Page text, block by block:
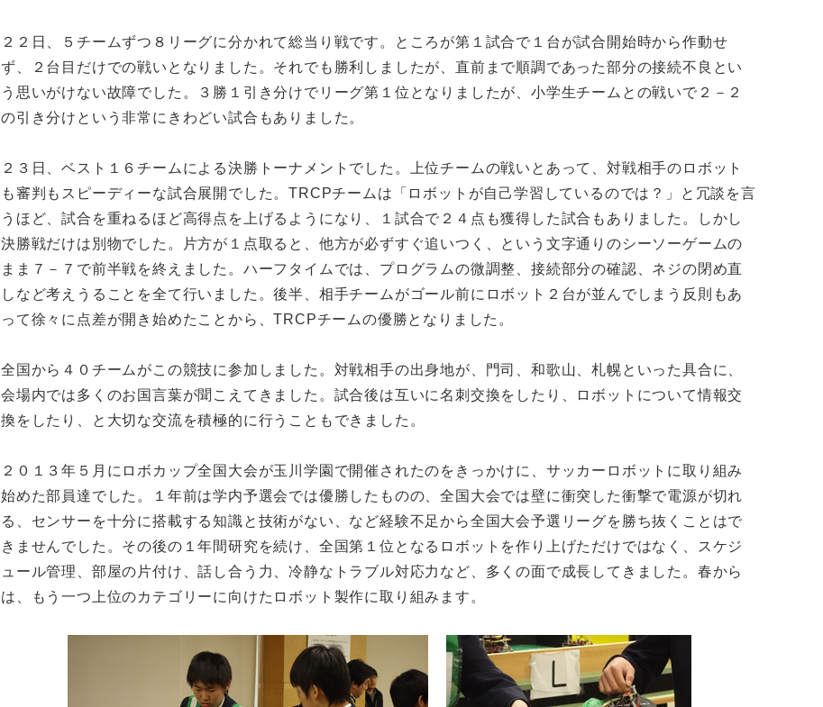
２２日、５チームずつ８リーグに分かれて総当り戦です。ところが第１試合で１台が試合開始時から作動せ
ず、２台目だけでの戦いとなりました。それでも勝利しましたが、直前まで順調であった部分の接続不良とい
う思いがけない故障でした。３勝１引き分けでリーグ第１位となりましたが、小学生チームとの戦いで２－２
の引き分けという非常にきわどい試合もありました。
２３日、ベスト１６チームによる決勝トーナメントでした。上位チームの戦いとあって、対戦相手のロボット
も審判もスピーディーな試合展開でした。TRCPチームは「ロボットが自己学習しているのでは？」と冗談を言
うほど、試合を重ねるほど高得点を上げるようになり、１試合で２４点も獲得した試合もありました。しかし
決勝戦だけは別物でした。片方が１点取ると、他方が必ずすぐ追いつく、という文字通りのシーソーゲームの
まま７－７で前半戦を終えました。ハーフタイムでは、プログラムの微調整、接続部分の確認、ネジの閉め直
しなど考えうることを全て行いました。後半、相手チームがゴール前にロボット２台が並んでしまう反則もあ
って徐々に点差が開き始めたことから、TRCPチームの優勝となりました。
全国から４０チームがこの競技に参加しました。対戦相手の出身地が、門司、和歌山、札幌といった具合に、
会場内では多くのお国言葉が聞こえてきました。試合後は互いに名刺交換をしたり、ロボットについて情報交
換をしたり、と大切な交流を積極的に行うこともできました。
２０１３年５月にロボカップ全国大会が玉川学園で開催されたのをきっかけに、サッカーロボットに取り組み
始めた部員達でした。１年前は学内予選会では優勝したものの、全国大会では壁に衝突した衝撃で電源が切れ
る、センサーを十分に搭載する知識と技術がない、など経験不足から全国大会予選リーグを勝ち抜くことはで
きませんでした。その後の１年間研究を続け、全国第１位となるロボットを作り上げただけではなく、スケジ
ュール管理、部屋の片付け、話し合う力、冷静なトラブル対応力など、多くの面で成長してきました。春から
は、もう一つ上位のカテゴリーに向けたロボット製作に取り組みます。